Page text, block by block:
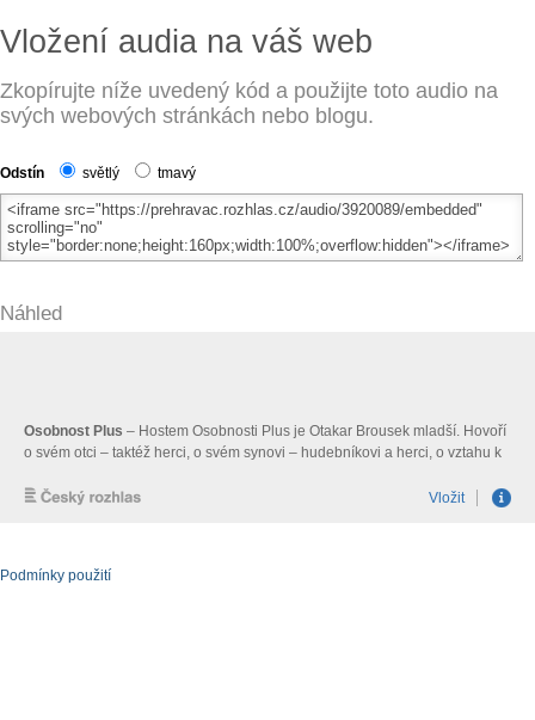
Vložení audia na váš web
Zkopírujte níže uvedený kód a použijte toto audio na
svých webových stránkách nebo blogu.
Odstín světlý tmavý
Náhled
Podmínky použití